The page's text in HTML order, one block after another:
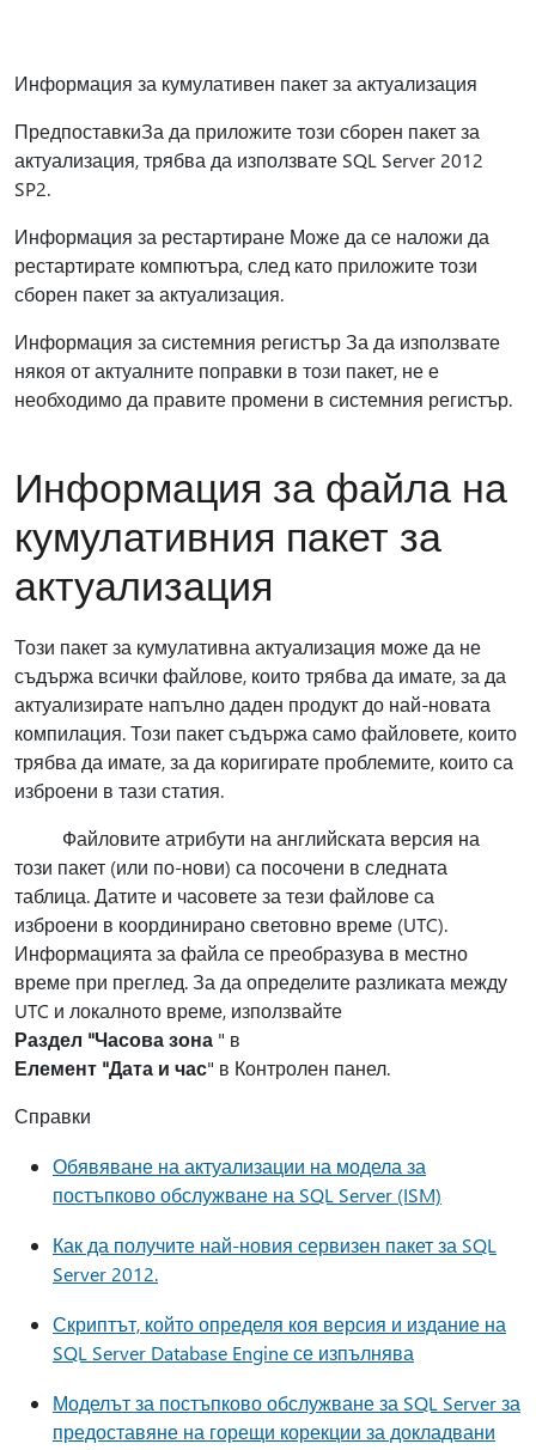
Информация за кумулативен пакет за актуализация
ПредпоставкиЗа да приложите този сборен пакет за
актуализация, трябва да използвате SQL Server 2012
SP2.
Информация за рестартиране Може да се наложи да
рестартирате компютъра, след като приложите този
сборен пакет за актуализация.
Информация за системния регистър За да използвате
някоя от актуалните поправки в този пакет, не е
необходимо да правите промени в системния регистър.
Информация за файла на
кумулативния пакет за
актуализация
Този пакет за кумулативна актуализация може да не
съдържа всички файлове, които трябва да имате, за да
актуализирате напълно даден продукт до най-новата
компилация. Този пакет съдържа само файловете, които
трябва да имате, за да коригирате проблемите, които са
изброени в тази статия.
Файловите атрибути на английската версия на
този пакет (или по-нови) са посочени в следната
таблица. Датите и часовете за тези файлове са
изброени в координирано световно време (UTC).
Информацията за файла се преобразува в местно
време при преглед. За да определите разликата между
UTC и локалното време, използвайте
Раздел "Часова зона " в
Елемент "Дата и час" в Контролен панел.
Справки
Обявяване на актуализации на модела за
постъпково обслужване на SQL Server (ISM)
Как да получите най-новия сервизен пакет за SQL
Server 2012.
Скриптът, който определя коя версия и издание на
SQL Server Database Engine се изпълнява
Моделът за постъпково обслужване за SQL Server за
предоставяне на горещи корекции за докладвани